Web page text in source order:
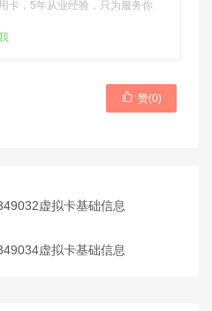
卡，5年从业经验，只为服务你
 赞(0)
虚拟卡基础信息
虚拟卡基础信息